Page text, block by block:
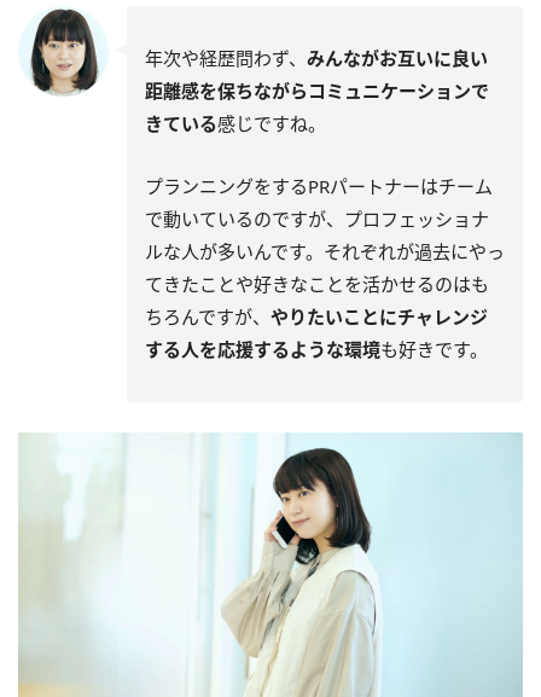
年次や経歴問わず、 みんながお互いに良い
距離感を保ちながらコミュニケーションで
きている感じですね。
プランニングをするPRパートナーはチーム
で動いているのですが、プロフェッショナ
ルな人が多いんです。それぞれが過去にやっ
てきたことや好きなことを活かせるのはも
ちろんですが、 やりたいことにチャレンジ
する人を応援するような環境も好きです。